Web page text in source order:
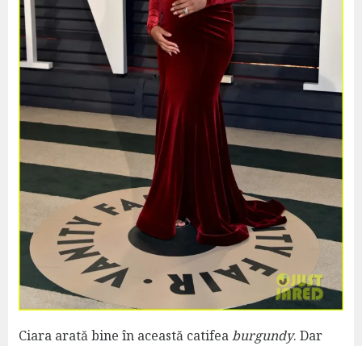
Ciara arată bine în această catifeaburgundy. Dar